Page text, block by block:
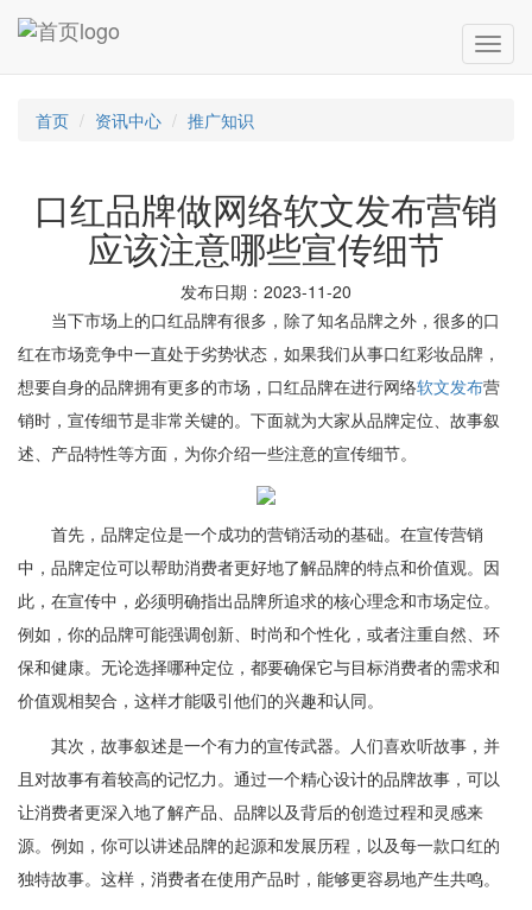
首页 资讯中心 推广知识
口红品牌做网络软文发布营销
应该注意哪些宣传细节
发布日期：2023-11-20
当下市场上的口红品牌有很多，除了知名品牌之外，很多的口
红在市场竞争中一直处于劣势状态，如果我们从事口红彩妆品牌，
想要自身的品牌拥有更多的市场，口红品牌在进行网络软文发布营
销时，宣传细节是非常关键的。下面就为大家从品牌定位、故事叙
述、产品特性等方面，为你介绍一些注意的宣传细节。
首先，品牌定位是一个成功的营销活动的基础。在宣传营销
中，品牌定位可以帮助消费者更好地了解品牌的特点和价值观。因
此，在宣传中，必须明确指出品牌所追求的核心理念和市场定位。
例如，你的品牌可能强调创新、时尚和个性化，或者注重自然、环
保和健康。无论选择哪种定位，都要确保它与目标消费者的需求和
价值观相契合，这样才能吸引他们的兴趣和认同。
其次，故事叙述是一个有力的宣传武器。人们喜欢听故事，并
且对故事有着较高的记忆力。通过一个精心设计的品牌故事，可以
让消费者更深入地了解产品、品牌以及背后的创造过程和灵感来
源。例如，你可以讲述品牌的起源和发展历程，以及每一款口红的
独特故事。这样，消费者在使用产品时，能够更容易地产生共鸣。